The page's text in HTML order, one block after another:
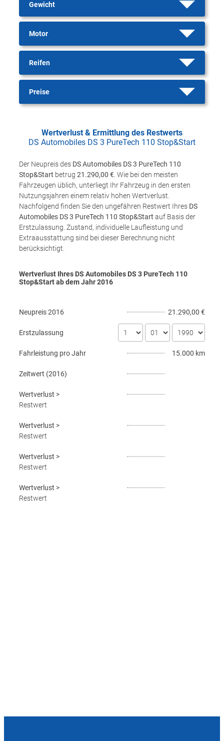
Gewicht
Motor
Reifen
Preise
Wertverlust & Ermittlung des Restwerts
DS Automobiles DS 3 PureTech 110 Stop&Start
Der Neupreis des DS Automobiles DS 3 PureTech 110
Stop&Start betrug 21.290,00 € . Wie bei den meisten
Fahrzeugen üblich, unterliegt Ihr Fahrzeug in den ersten
Nutzungsjahren einem relativ hohen Wertverlust.
Nachfolgend finden Sie den ungefähren Restwert Ihres DS
Automobiles DS 3 PureTech 110 Stop&Start auf Basis der
Erstzulassung. Zustand, individuelle Laufleistung und
Extraausstattung sind bei dieser Berechnung nicht
berücksichtigt.
Wertverlust Ihres DS Automobiles DS 3 PureTech 110
Stop&Start ab dem Jahr2016
Neupreis2016 21.290,00 €
Erstzulassung
Fahrleistung pro Jahr 15.000 km
Zeitwert (2016)
Wertverlust >
Restwert
Wertverlust >
Restwert
Wertverlust >
Restwert
Wertverlust >
Restwert